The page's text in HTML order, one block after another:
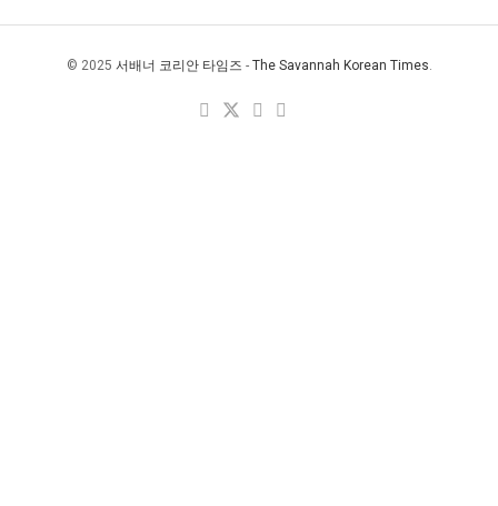
© 2025 서배너 코리안 타임즈 - The Savannah Korean Times